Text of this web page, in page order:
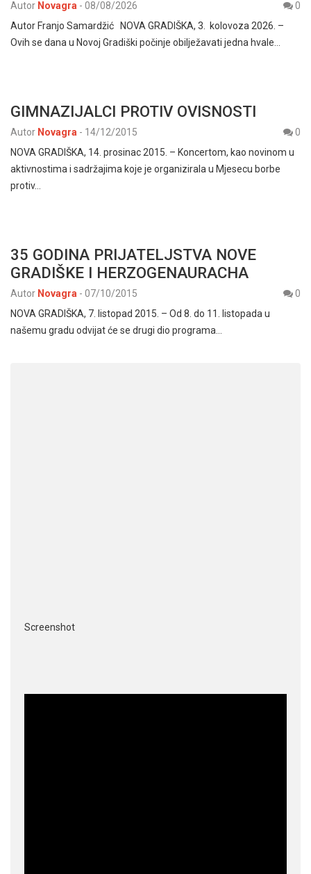
Autor Novagra - 08/08/2026
0
Autor Franjo Samardžić NOVA GRADIŠKA, 3. kolovoza 2026. –
Ovih se dana u Novoj Gradiški počinje obilježavati jedna hvale…
GIMNAZIJALCI PROTIV OVISNOSTI
Autor Novagra - 14/12/2015
0
NOVA GRADIŠKA, 14. prosinac 2015. – Koncertom, kao novinom u
aktivnostima i sadržajima koje je organizirala u Mjesecu borbe
protiv…
35 GODINA PRIJATELJSTVA NOVE
GRADIŠKE I HERZOGENAURACHA
Autor Novagra - 07/10/2015
0
NOVA GRADIŠKA, 7. listopad 2015. – Od 8. do 11. listopada u
našemu gradu odvijat će se drugi dio programa…
Screenshot